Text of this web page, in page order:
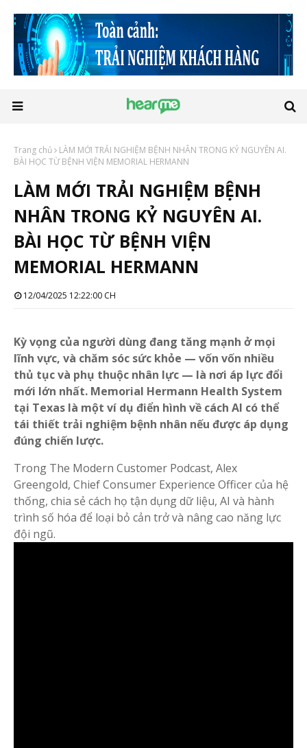
Trang chủ
LÀM MỚI TRẢI NGHIỆM BỆNH NHÂN TRONG KỶ NGUYÊN AI.
BÀI HỌC TỪ BỆNH VIỆN MEMORIAL HERMANN
LÀM MỚI TRẢI NGHIỆM BỆNH
NHÂN TRONG KỶ NGUYÊN AI.
BÀI HỌC TỪ BỆNH VIỆN
MEMORIAL HERMANN
12/04/2025 12:22:00 CH
Kỳ vọng của người dùng đang tăng mạnh ở mọi
lĩnh vực, và chăm sóc sức khỏe — vốn vốn nhiều
thủ tục và phụ thuộc nhân lực — là nơi áp lực đổi
mới lớn nhất. Memorial Hermann Health System
tại Texas là một ví dụ điển hình về cách AI có thể
tái thiết trải nghiệm bệnh nhân nếu được áp dụng
đúng chiến lược.
Trong The Modern Customer Podcast, Alex
Greengold, Chief Consumer Experience Officer của hệ
thống, chia sẻ cách họ tận dụng dữ liệu, AI và hành
trình số hóa để loại bỏ cản trở và nâng cao năng lực
đội ngũ.